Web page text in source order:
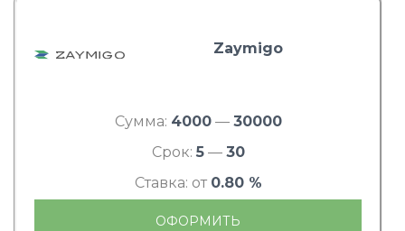
Zaymigo
Сумма: 4000— 30000
Срок: 5— 30
Ставка: от 0.80 %
ОФОРМИТЬ